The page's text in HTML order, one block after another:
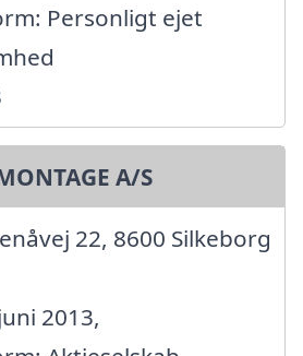
Personligt ejet
A/S
22, 8600 Silkeborg
2013,